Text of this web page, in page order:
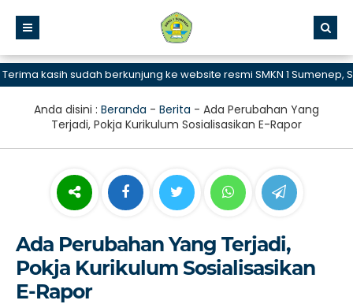
kasih sudah berkunjung ke website resmi SMKN 1 Sumenep,
Anda disini : Beranda - Berita - Ada Perubahan Yang
Terjadi, Pokja Kurikulum Sosialisasikan E-Rapor
Ada Perubahan Yang Terjadi,
Pokja Kurikulum Sosialisasikan
E-Rapor